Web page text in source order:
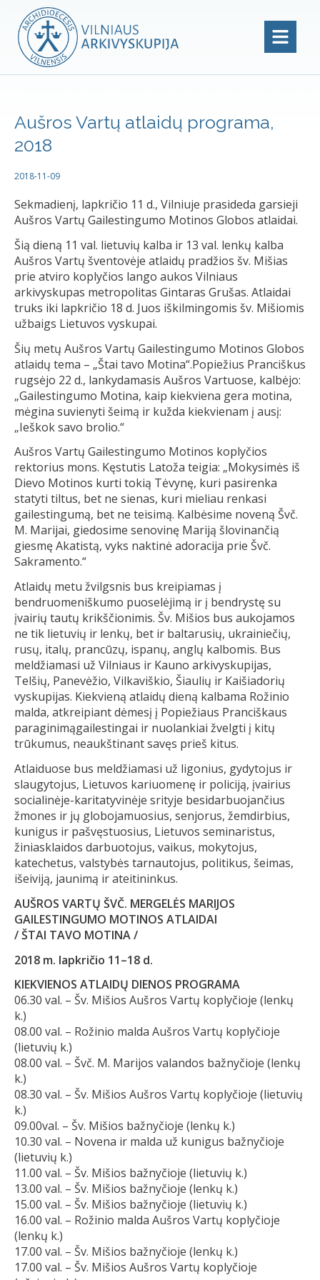
Aušros Vartų atlaidų programa,
2018
2018-11-09
Sekmadienį, lapkričio 11 d., Vilniuje prasideda garsieji
Aušros Vartų Gailestingumo Motinos Globos atlaidai.
Šią dieną 11 val. lietuvių kalba ir 13 val. lenkų kalba
Aušros Vartų šventovėje atlaidų pradžios šv. Mišias
prie atviro koplyčios lango aukos Vilniaus
arkivyskupas metropolitas Gintaras Grušas. Atlaidai
truks iki lapkričio 18 d. Juos iškilmingomis šv. Mišiomis
užbaigs Lietuvos vyskupai.
Šių metų Aušros Vartų Gailestingumo Motinos Globos
atlaidų tema – „Štai tavo Motina“.Popiežius Pranciškus
rugsėjo 22 d., lankydamasis Aušros Vartuose, kalbėjo:
„Gailestingumo Motina, kaip kiekviena gera motina,
mėgina suvienyti šeimą ir kužda kiekvienam į ausį:
„Ieškok savo brolio.“
Aušros Vartų Gailestingumo Motinos koplyčios
rektorius mons. Kęstutis Latoža teigia: „Mokysimės iš
Dievo Motinos kurti tokią Tėvynę, kuri pasirenka
statyti tiltus, bet ne sienas, kuri mieliau renkasi
gailestingumą, bet ne teisimą. Kalbėsime noveną Švč.
M. Marijai, giedosime senovinę Mariją šlovinančią
giesmę Akatistą, vyks naktinė adoracija prie Švč.
Sakramento.“
Atlaidų metu žvilgsnis bus kreipiamas į
bendruomeniškumo puoselėjimą ir į bendrystę su
įvairių tautų krikščionimis. Šv. Mišios bus aukojamos
ne tik lietuvių ir lenkų, bet ir baltarusių, ukrainiečių,
rusų, italų, prancūzų, ispanų, anglų kalbomis. Bus
meldžiamasi už Vilniaus ir Kauno arkivyskupijas,
Telšių, Panevėžio, Vilkaviškio, Šiaulių ir Kaišiadorių
vyskupijas. Kiekvieną atlaidų dieną kalbama Rožinio
malda, atkreipiant dėmesį į Popiežiaus Pranciškaus
paraginimągailestingai ir nuolankiai žvelgti į kitų
trūkumus, neaukštinant savęs prieš kitus.
Atlaiduose bus meldžiamasi už ligonius, gydytojus ir
slaugytojus, Lietuvos kariuomenę ir policiją, įvairius
socialinėje-karitatyvinėje srityje besidarbuojančius
žmones ir jų globojamuosius, senjorus, žemdirbius,
kunigus ir pašvęstuosius, Lietuvos seminaristus,
žiniasklaidos darbuotojus, vaikus, mokytojus,
katechetus, valstybės tarnautojus, politikus, šeimas,
išeiviją, jaunimą ir ateitininkus.
AUŠROS VARTŲ ŠVČ. MERGELĖS MARIJOS
GAILESTINGUMO MOTINOS ATLAIDAI
/ ŠTAI TAVO MOTINA /
2018 m. lapkričio 11–18 d.
KIEKVIENOS ATLAIDŲ DIENOS PROGRAMA
06.30 val. – Šv. Mišios Aušros Vartų koplyčioje (lenkų
k.)
08.00 val. – Rožinio malda Aušros Vartų koplyčioje
(lietuvių k.)
08.00 val. – Švč. M. Marijos valandos bažnyčioje (lenkų
k.)
08.30 val. – Šv. Mišios Aušros Vartų koplyčioje (lietuvių
k.)
09.00val. – Šv. Mišios bažnyčioje (lenkų k.)
10.30 val. – Novena ir malda už kunigus bažnyčioje
(lietuvių k.)
11.00 val. – Šv. Mišios bažnyčioje (lietuvių k.)
13.00 val. – Šv. Mišios bažnyčioje (lenkų k.)
15.00 val. – Šv. Mišios bažnyčioje (lietuvių k.)
16.00 val. – Rožinio malda Aušros Vartų koplyčioje
(lenkų k.)
17.00 val. – Šv. Mišios bažnyčioje (lenkų k.)
17.00 val. – Šv. Mišios Aušros Vartų koplyčioje